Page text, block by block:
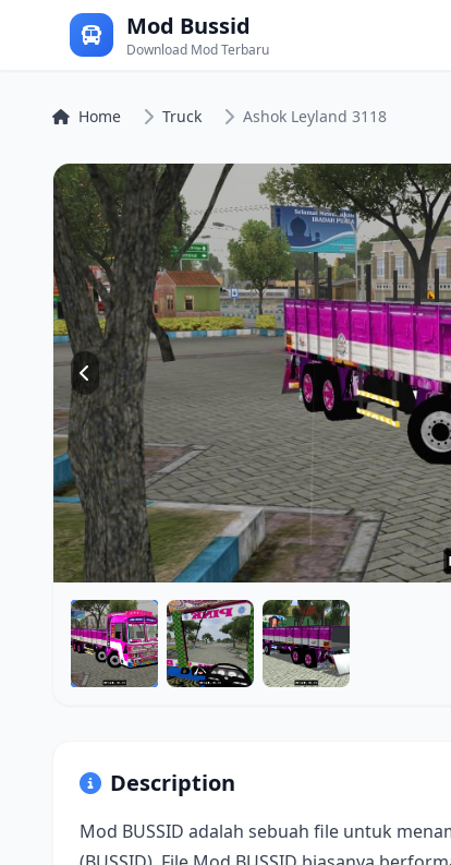
Mod Bussid
Download Mod Terbaru
Home Truck Ashok Leyland 3118
Description
Mod BUSSID adalah sebuah file untuk